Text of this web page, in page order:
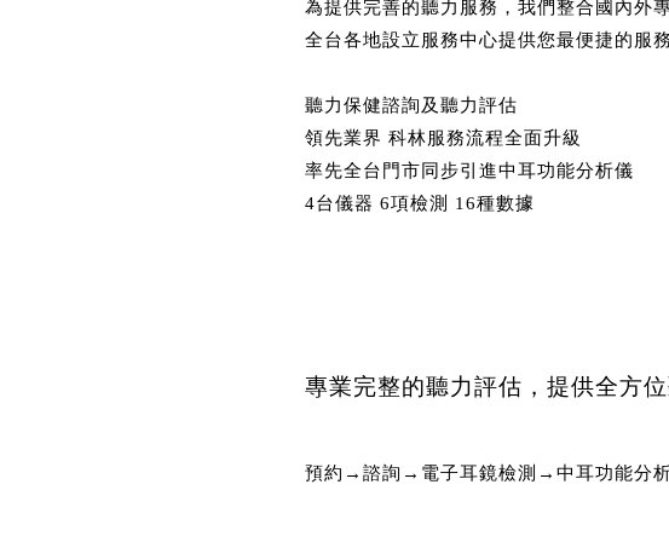
為提供完善的聽力服務，我們整合國內外
全台各地設立服務中心提供您最便捷的服
聽力保健諮詢及聽力評估
領先業界 科林服務流程全面升級
率先全台門市同步引進中耳功能分析儀
4台儀器 6項檢測 16種數據
專業完整的聽力評估，提供全方
預約→諮詢→電子耳鏡檢測→中耳功能分